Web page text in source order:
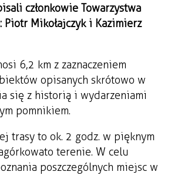
członkowie Towarzystwa
Piotr Mikołajczyk i Kazimierz
6,2 km z zaznaczeniem
opisanych skrótowo w
się z historią i wydarzeniami
pomnikiem.
trasy to ok. 2 godz. w pięknym
terenie. W celu
poszczególnych miejsc w